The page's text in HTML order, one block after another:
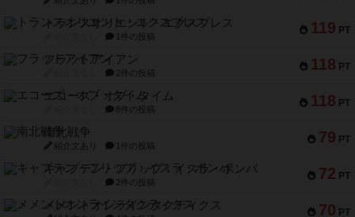
119 PT
トランスオリエント・エクスプレス
1件の投稿
118 PT
フラットアイアン
2件の投稿
118 PT
エコーズ・オブ・タイム
8件の投稿
79 PT
南北戦争
紹介文あり 1件の投稿
72 PT
キャプテン・フリップ：イスラ・ボンバ
2件の投稿
70 PT
メメントオンラインタクティクス